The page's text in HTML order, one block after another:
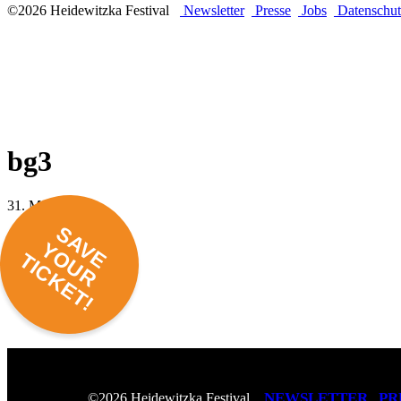
©2026 Heidewitzka Festival
Newsletter Presse Jobs
bg3
31. März 2016 -
©2026 Heidewitzka Festival
SAVE
YOUR
TICKET!